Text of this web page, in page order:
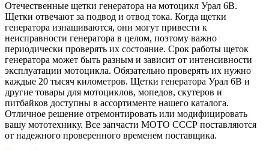
Отечественные щетки генератора на мотоцикл Урал 6В.
Щетки отвечают за подвод и отвод тока. Когда щетки
генератора изнашиваются, они могут привести к
неисправности генератора в целом, поэтому важно
периодически проверять их состояние. Срок работы щеток
генератора может быть разным и зависит от интенсивности
эксплуатации мотоцикла. Обязательно проверять их нужно
каждые 20 тысяч километров. Щетки генератора Урал 6В и
другие товары для мотоциклов, мопедов, скутеров и
питбайков доступны в ассортименте нашего каталога.
Отличное решение отремонтировать или модифицировать
вашу мототехнику. Все запчасти МОТО СССР поставляются
от надежного проверенного временем поставщика.